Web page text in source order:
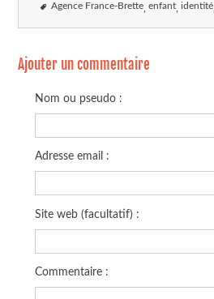
Agence France-Brette enfant identité
Ajouter un commentaire
Nom ou pseudo :
Adresse email :
Site web (facultatif) :
Commentaire :